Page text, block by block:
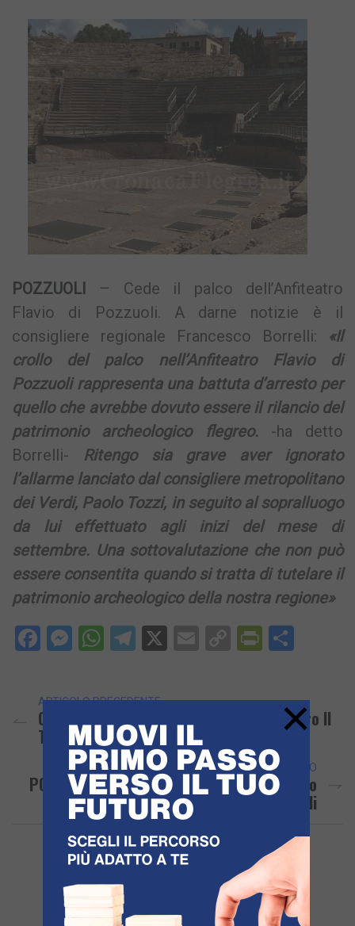
POZZUOLI
– Cede il palco dell’Anfiteatro
Flavio di Pozzuoli. A darne notizie è il
consigliere regionale Francesco Borrelli: «Il
crollo del palco nell’Anfiteatro Flavio di
Pozzuoli rappresenta una battuta d’arresto per
quello che avrebbe dovuto essere il rilancio del
patrimonio archeologico flegreo. -ha detto
Borrelli- Ritengo sia grave aver ignorato
l’allarme lanciato dal consigliere metropolitano
dei Verdi, Paolo Tozzi, in seguito al sopralluogo
da lui effettuato agli inizi del mese di
settembre. Una sottovalutazione che non può
essere consentita quando si tratta di tutelare il
patrimonio archeologico della nostra regione»
Facebook
Messenger
WhatsApp
Telegram
X EmailCopy
ARTICOLO PRECEDENTE
Calcio A 5/ Il Real Pozzuoli Vittoria Contro Il
Torre Del Greco Futsal
ARTICOLO SUCCESSIVO
POZZUOLI/ Clan Longobardi-Beneduce: Dopo
Il Carcere Tutti Sorvegliati Speciali
×